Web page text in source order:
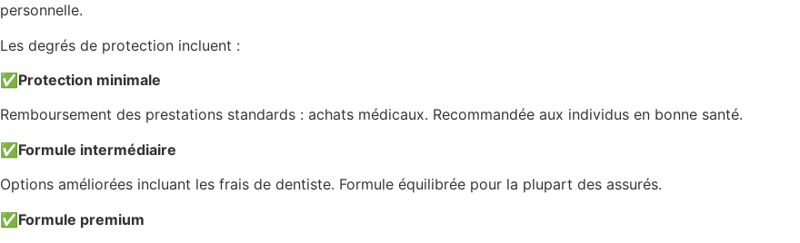
personnelle.
Les degrés de protection incluent :
✅ Protection minimale
Remboursement des prestations standards : achats médicaux. Recommandée aux individus en bonne santé.
✅Formule intermédiaire
Options améliorées incluant les frais de dentiste. Formule équilibrée pour la plupart des assurés.
✅Formule premium